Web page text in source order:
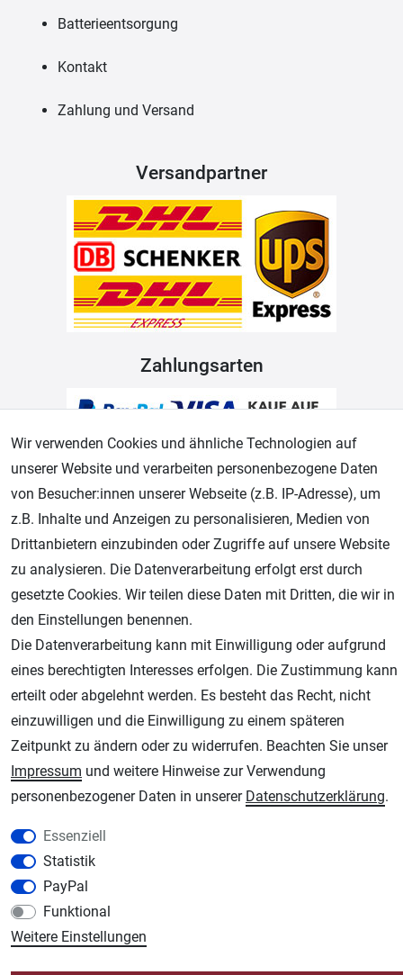
Batterieentsorgung
Kontakt
Zahlung und Versand
Versandpartner
Zahlungsarten
Geprüfter Shop
Unsere weiteren Shops:
Schmincke-City.de
Schmincke Künstlerfarben das Gesamtsortiment
Plotter-City.com
Schneideplotter, Transferpressen, Siebdruck und Plotterfolien
Modellbau-City.com
Wir verwenden Cookies und ähnliche Technologien auf
unserer Website und verarbeiten personenbezogene Daten
von Besucher:innen unserer Webseite (z.B. IP-Adresse), um
z.B. Inhalte und Anzeigen zu personalisieren, Medien von
Drittanbietern einzubinden oder Zugriffe auf unsere Website
zu analysieren. Die Datenverarbeitung erfolgt erst durch
gesetzte Cookies. Wir teilen diese Daten mit Dritten, die wir in
den Einstellungen benennen.
Die Datenverarbeitung kann mit Einwilligung oder aufgrund
eines berechtigten Interesses erfolgen. Die Zustimmung kann
erteilt oder abgelehnt werden. Es besteht das Recht, nicht
einzuwilligen und die Einwilligung zu einem späteren
Zeitpunkt zu ändern oder zu widerrufen. Beachten Sie unser
Impressum und weitere Hinweise zur Verwendung
personenbezogener Daten in unserer Daten­schutz­erklärung.
Essenziell
Statistik
PayPal
Funktional
Weitere Einstellungen